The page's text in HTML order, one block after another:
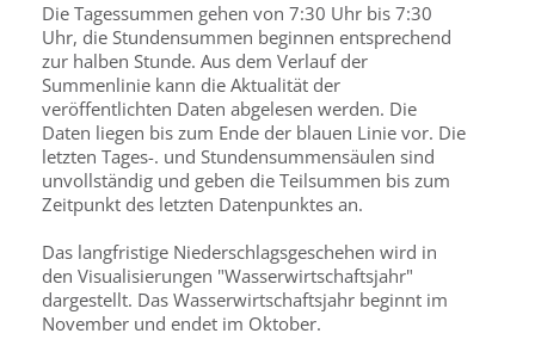
Die Tagessummen gehen von 7:30 Uhr bis 7:30
Uhr, die Stundensummen beginnen entsprechend
zur halben Stunde. Aus dem Verlauf der
Summenlinie kann die Aktualität der
veröffentlichten Daten abgelesen werden. Die
Daten liegen bis zum Ende der blauen Linie vor. Die
letzten Tages-. und Stundensummensäulen sind
unvollständig und geben die Teilsummen bis zum
Zeitpunkt des letzten Datenpunktes an.
Das langfristige Niederschlagsgeschehen wird in
den Visualisierungen "Wasserwirtschaftsjahr"
dargestellt. Das Wasserwirtschaftsjahr beginnt im
November und endet im Oktober.